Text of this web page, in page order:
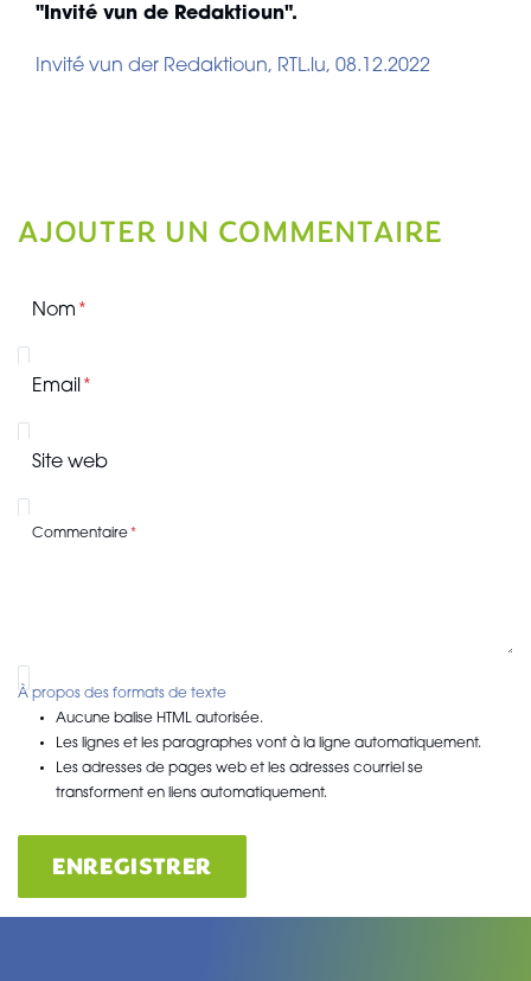
"Invité vun de Redaktioun".
Invité vun der Redaktioun, RTL.lu, 08.12.2022
AJOUTER UN COMMENTAIRE
Nom
Email
Site web
Commentaire
À propos des formats de texte
Aucune balise HTML autorisée.
Les lignes et les paragraphes vont à la ligne automatiquement.
Les adresses de pages web et les adresses courriel se
transforment en liens automatiquement.
ENREGISTRER